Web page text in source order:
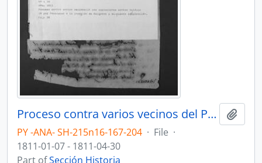
Proceso contra varios vecinos del Paraguay acusados de conspiración contra el Gobierno de Bernardo de Velasco y de favorecer la invasión de las Fuerzas bonaerenses a la provincia.
PY -ANA- SH-215n16-167-204 · File ·
1811-01-07 - 1811-04-30
Part ofSección Historia